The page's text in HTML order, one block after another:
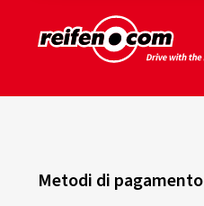
Metodi di pagamento